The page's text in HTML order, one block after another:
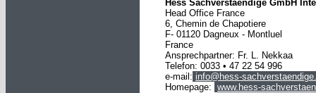
Hess Sachverstaendige GmbH
Head Office France
6, Chemin de Chapotiere
F- 01120 Dagneux - Montluel
France
Ansprechpartner: Fr. L. Nekkaa
Telefon: 0033 • 47 22 54 996
e-mail: info@hess-
Homepage: www.hess-